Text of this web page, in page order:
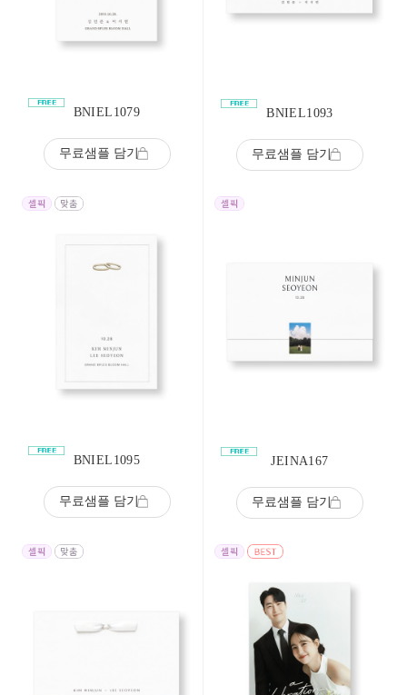
BNIEL1079
무료샘플 담기
BNIEL1093
무료샘플 담기
BNIEL1095
무료샘플 담기
JEINA167
무료샘플 담기